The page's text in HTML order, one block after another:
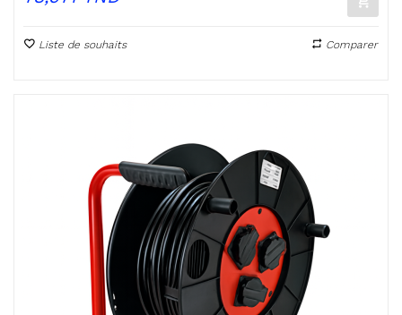
Liste de souhaits Comparer